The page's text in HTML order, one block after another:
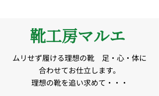
靴工房マルエ
​ムリせず履ける理想の靴 足・心・体に
合わせてお仕立します。
​理想の靴を追い求めて・・・